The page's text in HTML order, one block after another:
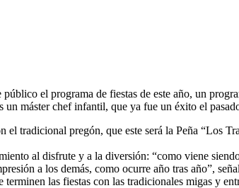
el programa de fiestas de este año, un
máster chef infantil, que ya fue un éxito el
el tradicional pregón, que este será la Peña “Los
al disfrute y a la diversión: “como viene
a los demás, como ocurre año tras año”,
las fiestas con las tradicionales migas y